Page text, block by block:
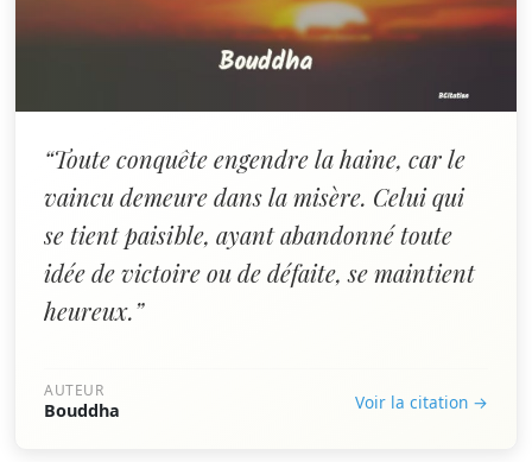
“Toute conquête engendre la haine, car le
vaincu demeure dans la misère. Celui qui
se tient paisible, ayant abandonné toute
idée de victoire ou de défaite, se maintient
heureux.”
AUTEUR
Bouddha Voir la citation →